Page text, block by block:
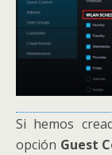
Si hemos
opción Guest